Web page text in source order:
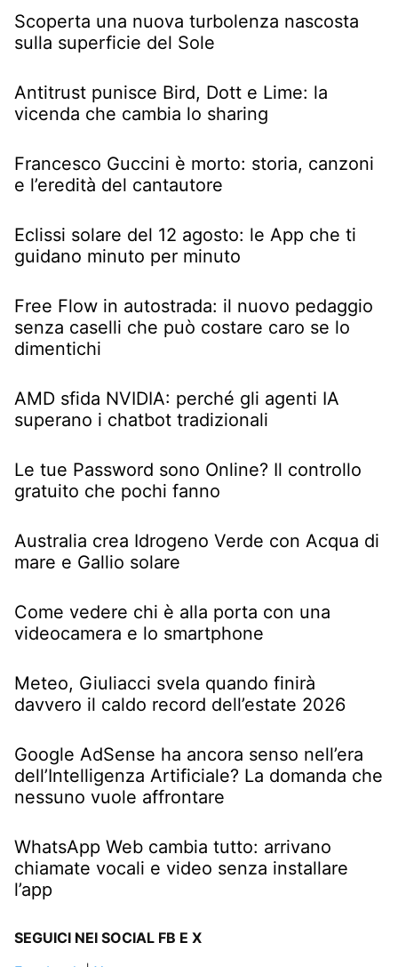
Scoperta una nuova turbolenza nascosta
sulla superficie del Sole
Antitrust punisce Bird, Dott e Lime: la
vicenda che cambia lo sharing
Francesco Guccini è morto: storia, canzoni
e l’eredità del cantautore
Eclissi solare del 12 agosto: le App che ti
guidano minuto per minuto
Free Flow in autostrada: il nuovo pedaggio
senza caselli che può costare caro se lo
dimentichi
AMD sfida NVIDIA: perché gli agenti IA
superano i chatbot tradizionali
Le tue Password sono Online? Il controllo
gratuito che pochi fanno
Australia crea Idrogeno Verde con Acqua di
mare e Gallio solare
Come vedere chi è alla porta con una
videocamera e lo smartphone
Meteo, Giuliacci svela quando finirà
davvero il caldo record dell’estate 2026
Google AdSense ha ancora senso nell’era
dell’Intelligenza Artificiale? La domanda che
nessuno vuole affrontare
WhatsApp Web cambia tutto: arrivano
chiamate vocali e video senza installare
l’app
SEGUICI NEI SOCIAL FB E X